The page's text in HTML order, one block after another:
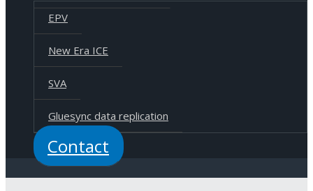
EPV
New Era ICE
SVA
Gluesync data replication
Contact